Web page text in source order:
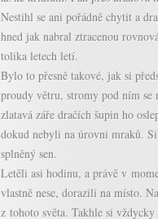
Nestihl se ani pořádně chytit a
hned jak nabral ztracenou
tolika letech letí.
Bylo to přesně takové, jak si
proudy větru, stromy pod ním se
zlatavá záře dračích šupin ho
dokud nebyli na úrovni mraků.
splněný sen.
Letěli asi hodinu, a právě v
vlastně nese, dorazili na místo.
z tohoto světa. Takhle si